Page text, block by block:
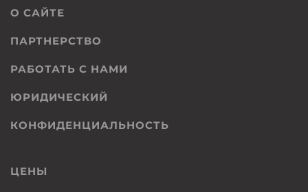
О САЙТЕ
ПАРТНЕРСТВО
РАБОТАТЬ С НАМИ
ЮРИДИЧЕСКИЙ
КОНФИДЕНЦИАЛЬНОСТЬ
ЦЕНЫ